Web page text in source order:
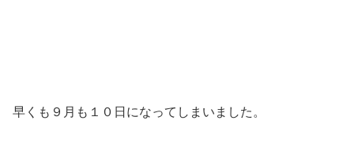
早くも９月も１０日になってしまいました。